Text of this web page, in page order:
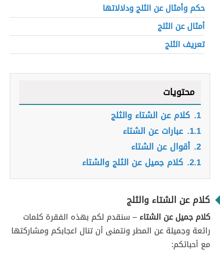
حكم وأمثال عن الثلج ودلالاتها
أمثال عن الثلج
تعريف الثلج
محتويات
1. كلام عن الشتاء والثلج
1.1. عبارات عن الشتاء
2. أقوال عن الشتاء
2.1. كلام جميل عن الثلج والشتاء
كلام عن الشتاء والثلج
كلام جميل عن الشتاء– سنقدم لكم بهذه الفقرة كلمات
رائعة وجميلة عن المطر ونتمنى أن تنال اعجابكم ومشاركتها
مع أحبائكم: